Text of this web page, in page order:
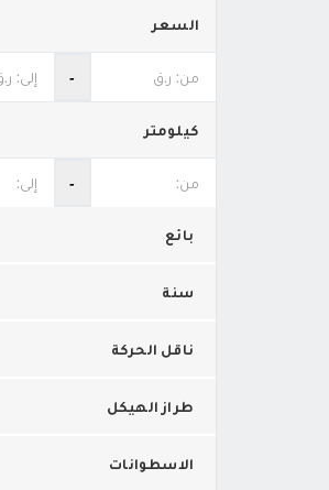
السعر
‐
كيلومتر
‐
بائع
سنة
ناقل الحركة
طراز الهيكل
الاسطوانات